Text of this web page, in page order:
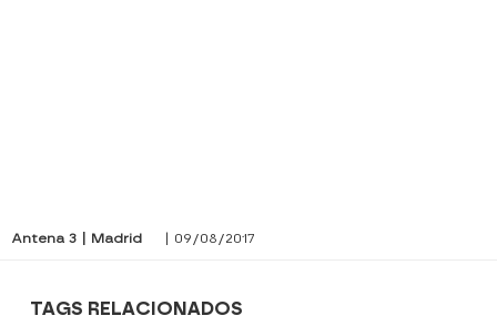
Antena 3 | Madrid | 09/08/2017
TAGS RELACIONADOS